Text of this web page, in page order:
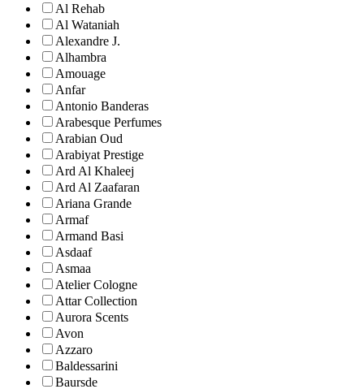
Al Rehab
Al Wataniah
Alexandre J.
Alhambra
Amouage
Anfar
Antonio Banderas
Arabesque Perfumes
Arabian Oud
Arabiyat Prestige
Ard Al Khaleej
Ard Al Zaafaran
Ariana Grande
Armaf
Armand Basi
Asdaaf
Asmaa
Atelier Cologne
Attar Collection
Aurora Scents
Avon
Azzaro
Baldessarini
Baursde